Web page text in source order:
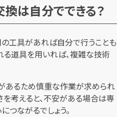
は自分でできる？
の工具があれば自分で行うことも
る道具を用いれば、複雑な技術
あるため慎重な作業が求められ
考えると、不安がある場合は専
ながるでしょう。